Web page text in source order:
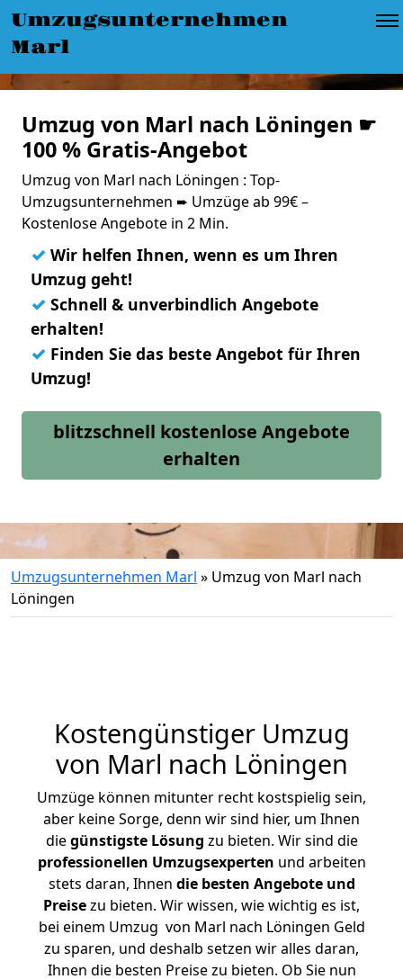
Umzugsunternehmen
Marl
Umzug von Marl nach Löningen ☛
100 % Gratis-Angebot
Umzug von Marl nach Löningen : Top-
Umzugsunternehmen ➨ Umzüge ab 99€ –
Kostenlose Angebote in 2 Min.
✓ Wir helfen Ihnen, wenn es um Ihren
Umzug geht!
✓ Schnell & unverbindlich Angebote
erhalten!
✓ Finden Sie das beste Angebot für Ihren
Umzug!
blitzschnell kostenlose Angebote
erhalten
Umzugsunternehmen Marl » Umzug von Marl nach
Löningen
Kostengünstiger Umzug
von Marl nach Löningen
Umzüge können mitunter recht kostspielig sein,
aber keine Sorge, denn wir sind hier, um Ihnen
diegünstigste Lösung zu bieten. Wir sind die
professionellen Umzugsexperten und arbeiten
stets daran, Ihnen die besten Angebote und
Preisezu bieten. Wir wissen, wie wichtig es ist,
bei einem Umzug von Marl nach Löningen Geld
zu sparen, und deshalb setzen wir alles daran,
Ihnen die besten Preise zu bieten. Ob Sie nun